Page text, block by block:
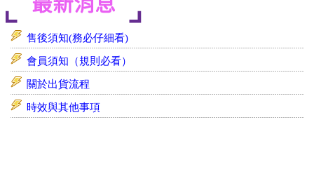
售後須知(務必仔細看)
會員須知（規則必看）
關於出貨流程
時效與其他事項